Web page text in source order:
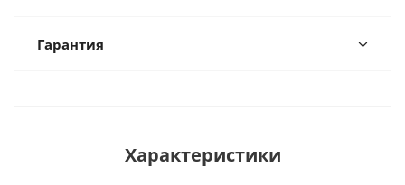
Гарантия
Характеристики